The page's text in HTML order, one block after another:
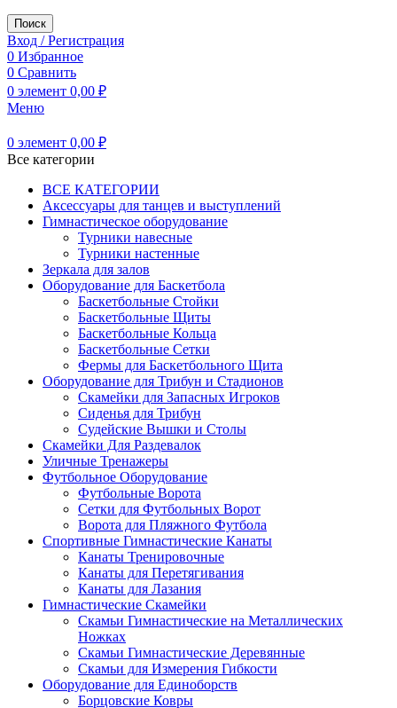
Поиск
Вход / Регистрация
0 Избранное
0 Сравнить
0 элемент 0,00 ₽
Меню
0 элемент 0,00 ₽
Все категории
ВСЕ КАТЕГОРИИ
Аксессуары для танцев и выступлений
Гимнастическое оборудование
Турники навесные
Турники настенные
Зеркала для залов
Оборудование для Баскетбола
Баскетбольные Стойки
Баскетбольные Щиты
Баскетбольные Кольца
Баскетбольные Сетки
Фермы для Баскетбольного Щита
Оборудование для Трибун и Стадионов
Скамейки для Запасных Игроков
Сиденья для Трибун
Судейские Вышки и Столы
Скамейки Для Раздевалок
Уличные Тренажеры
Футбольное Оборудование
Футбольные Ворота
Сетки для Футбольных Ворот
Ворота для Пляжного Футбола
Спортивные Гимнастические Канаты
Канаты Тренировочные
Канаты для Перетягивания
Канаты для Лазания
Гимнастические Скамейки
Скамьи Гимнастические на Металлических
Ножках
Скамьи Гимнастические Деревянные
Скамьи для Измерения Гибкости
Оборудование для Единоборств
Борцовские Ковры